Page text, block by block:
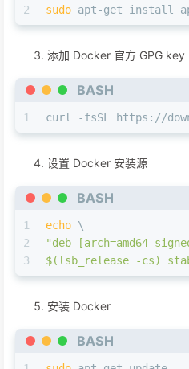
2
sudo apt-get install
添加 Docker 官方 GPG key
BASH
1 curl -fsSL https://
设置 Docker 安装源
BASH
1
2
3
echo \
"deb [arch=amd64
$(lsb_release -cs)
安装 Docker
BASH